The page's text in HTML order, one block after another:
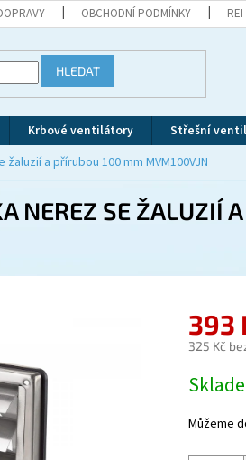
OBCHODNÍ PODMÍNKY
HLEDAT
Krbové ventilátory Střešní
a přírubou 100 mm MVM100VJN
NEREZ SE ŽALUZIÍ
393
325 Kč
cena:
Můžeme